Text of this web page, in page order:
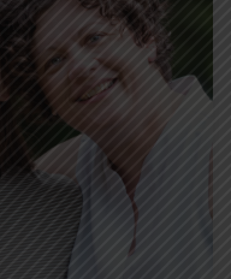
mais souvent
pour vous, les parents.
émotions parfois
un climat serein